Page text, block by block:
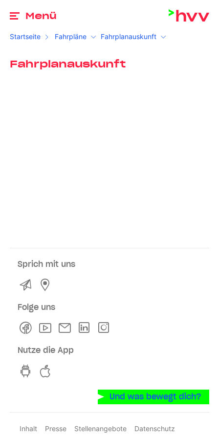
Menü
Startseite Fahrpläne Fahrplanauskunft
Fahrplanauskunft
Sprich mit uns
Kontakt
Folge uns
FacebookYoutubeNewsletterLinkedln
Nutze die App
hvv switch App auf GooglePlay
Und was bewegt dich?
Inhalt Presse Stellenangebote
Datenschutz